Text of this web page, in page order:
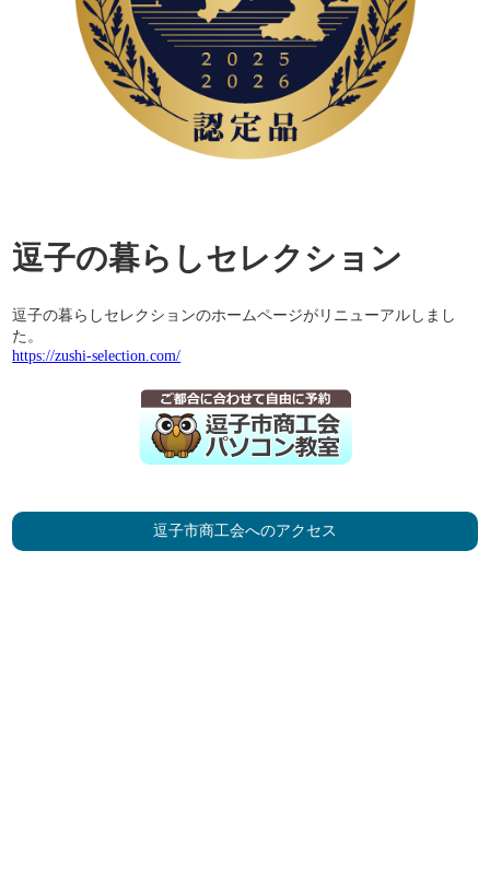
逗子の暮らしセレクション
逗子の暮らしセレクションのホームページがリニューアルしまし
た。
https://zushi-selection.com/
逗子市商工会へのアクセス